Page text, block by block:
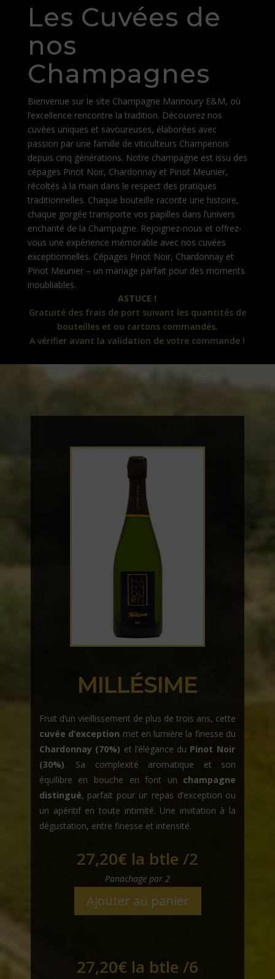
Les Cuvées de
nos
Champagnes
Bienvenue sur le site Champagne Mannoury E&M, où
l’excellence rencontre la tradition. Découvrez nos
cuvées uniques et savoureuses, élaborées avec
passion par une famille de viticulteurs Champenois
depuis cinq générations. Notre champagne est issu des
cépages Pinot Noir, Chardonnay et Pinot Meunier,
récoltés à la main dans le respect des pratiques
traditionnelles. Chaque bouteille raconte une histoire,
chaque gorgée transporte vos papilles dans l’univers
enchanté de la Champagne. Rejoignez-nous et offrez-
vous une expérience mémorable avec nos cuvées
exceptionnelles. Cépages Pinot Noir, Chardonnay et
Pinot Meunier – un mariage parfait pour des moments
inoubliables.
ASTUCE !
Gratuité des frais de port suivant les quantités de
bouteilles et ou cartons commandés.
A vérifier avant la validation de votre commande !
MILLÉSIME
Fruit d’un vieillissement de plus de trois ans, cette
cuvée d’exception met en lumière la finesse du
Chardonnay (70%) et l’élégance du Pinot Noir
(30%). Sa complexité aromatique et son
équilibre en bouche en font un champagne
distingué, parfait pour un repas d’exception ou
un apéritif en toute intimité. Une invitation à la
dégustation, entre finesse et intensité.
27,20€ la btle /2
Panachage par 2
Ajouter au panier
27,20€ la btle /6